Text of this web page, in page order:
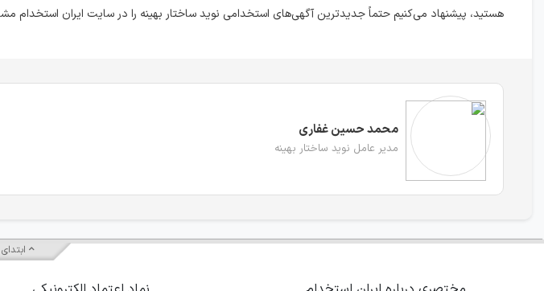
هستید، پیشنهاد می‌کنیم حتماً جدیدترین آگهی‌های استخدامی نوید ساختار بهینه را در سایت ایران استخدام
محمد حسین غفاری
مدیر عامل نوید ساختار بهینه